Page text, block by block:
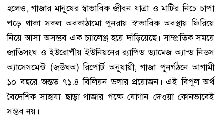
হলেও, গাজার মানুষের স্বাভাবিক জীবন যাত্রা ও মাটির নিচে চাপা
পড়ে থাকা সকল অবকাঠামো পুনরায় স্বাভাবিক অবস্থায় ফিরিয়ে
নিয়ে আসা অসম্ভব এক চ্যালেঞ্জ হয়ে দাঁড়িয়েছে। সাম্প্রতিক সময়ে
জাতিসংঘ ও ইউরোপীয় ইউনিয়নের র‌্যাপিড ড্যামেজ অ্যান্ড নিডস
অ্যাসেসমেন্ট (জউঘঅ) রিপোর্ট অনুযায়ী, গাজা পুনর্গঠনে আগামী
১০ বছরে অন্তত ৭১.৪ বিলিয়ন ডলার প্রয়োজন। এই বিপুল অর্থ
বৈদেশিক সাহায্য ছাড়া গাজার পক্ষে যোগান দেওয়া কোনভাবেই
সম্ভব নয়।